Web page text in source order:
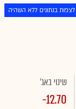
לצפות בנתונים ללא השהיה
שינוי באג'
-12.70